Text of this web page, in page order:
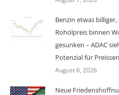
Benzin etwas
Rohölpreis binnen
gesunken – ADAC
Potenzial für
August 6, 2026
Neue